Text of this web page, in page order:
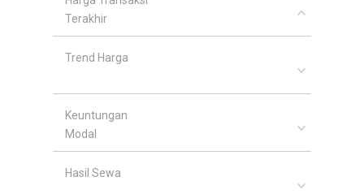
Terakhir
Trend Harga
Keuntungan
Modal
Hasil Sewa